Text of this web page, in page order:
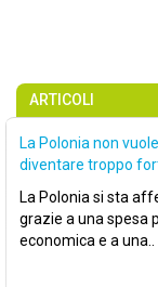
ARTICOLI
La Polonia non
diventare troppo
La Polonia si sta
grazie a una spesa
economica e a una..